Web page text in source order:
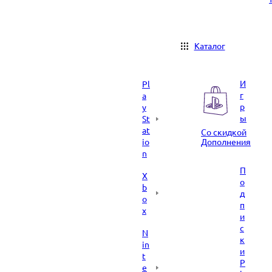
Каталог
Pl
a
y
St
at
io
n
X
b
o
x
N
in
t
e
И
г
р
ы
Со скидкой
Дополнения
П
о
д
п
и
с
к
и
P